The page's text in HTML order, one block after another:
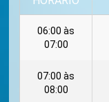
06:00 às
07:00
07:00 às
08:00